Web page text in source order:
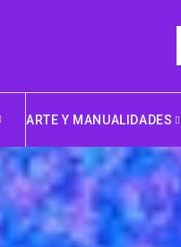
ARTE Y MANUALIDADES